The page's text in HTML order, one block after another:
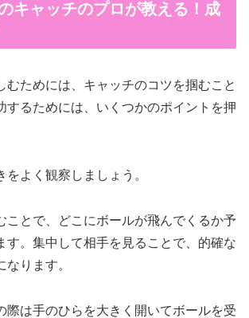
キャッチのプロが教える！成
むためには、キャッチのコツを掴むこと
するためには、いくつかのポイントを押
をよく観察しましょう。
ことで、どこにボールが飛んでくるか予
す。集中して相手を見ることで、的確な
ります。
際は手のひらを大きく開いてボールを受